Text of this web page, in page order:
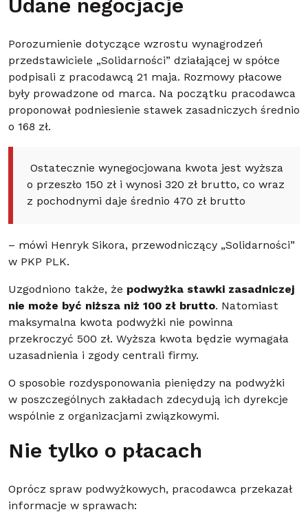
Udane negocjacje
Porozumienie dotyczące wzrostu wynagrodzeń
przedstawiciele „Solidarności” działającej w spółce
podpisali z pracodawcą 21 maja. Rozmowy płacowe
były prowadzone od marca. Na początku pracodawca
proponował podniesienie stawek zasadniczych średnio
o 168 zł.
Ostatecznie wynegocjowana kwota jest wyższa
o przeszło 150 zł i wynosi 320 zł brutto, co wraz
z pochodnymi daje średnio 470 zł brutto
– mówi Henryk Sikora, przewodniczący „Solidarności”
w PKP PLK.
Uzgodniono także, że podwyżka stawki zasadniczej
nie może być niższa niż 100 zł brutto. Natomiast
maksymalna kwota podwyżki nie powinna
przekroczyć 500 zł. Wyższa kwota będzie wymagała
uzasadnienia i zgody centrali firmy.
O sposobie rozdysponowania pieniędzy na podwyżki
w poszczególnych zakładach zdecydują ich dyrekcje
wspólnie z organizacjami związkowymi.
Nie tylko o płacach
Oprócz spraw podwyżkowych, pracodawca przekazał
informacje w sprawach: